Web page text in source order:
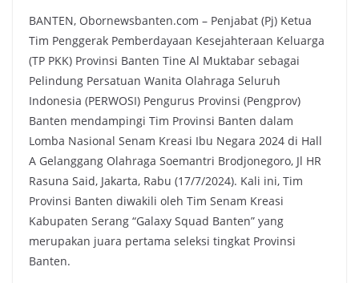
BANTEN, Obornewsbanten.com – Penjabat (Pj) Ketua
Tim Penggerak Pemberdayaan Kesejahteraan Keluarga
(TP PKK) Provinsi Banten Tine Al Muktabar sebagai
Pelindung Persatuan Wanita Olahraga Seluruh
Indonesia (PERWOSI) Pengurus Provinsi (Pengprov)
Banten mendampingi Tim Provinsi Banten dalam
Lomba Nasional Senam Kreasi Ibu Negara 2024 di Hall
A Gelanggang Olahraga Soemantri Brodjonegoro, Jl HR
Rasuna Said, Jakarta, Rabu (17/7/2024). Kali ini, Tim
Provinsi Banten diwakili oleh Tim Senam Kreasi
Kabupaten Serang “Galaxy Squad Banten” yang
merupakan juara pertama seleksi tingkat Provinsi
Banten.